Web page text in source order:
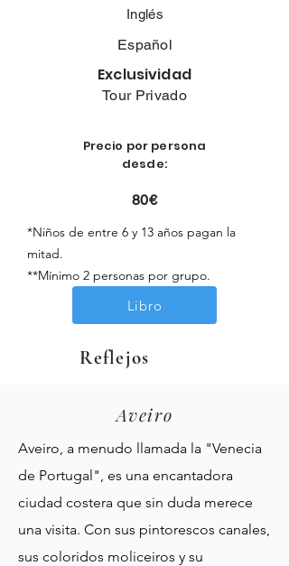
Inglés
Español
Exclusividad
Tour Privado
Precio por persona
desde:
80€
*Niños de entre 6 y 13 años pagan la
mitad.
**Mínimo 2 personas por grupo.
Libro
Reflejos
Aveiro
Aveiro, a menudo llamada la "Venecia
de Portugal", es una encantadora
ciudad costera que sin duda merece
una visita. Con sus pintorescos canales,
sus coloridos moliceiros y su